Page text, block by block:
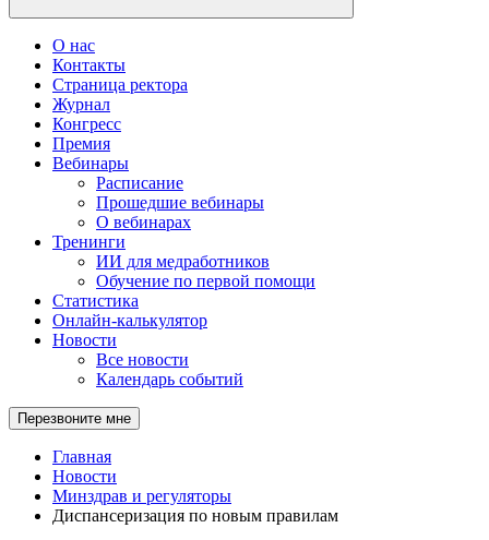
О нас
Контакты
Страница ректора
Журнал
Конгресс
Премия
Вебинары
Расписание
Прошедшие вебинары
О вебинарах
Тренинги
ИИ для медработников
Обучение по первой помощи
Статистика
Онлайн-калькулятор
Новости
Все новости
Календарь событий
Перезвоните мне
Главная
Новости
Минздрав и регуляторы
Диспансеризация по новым правилам